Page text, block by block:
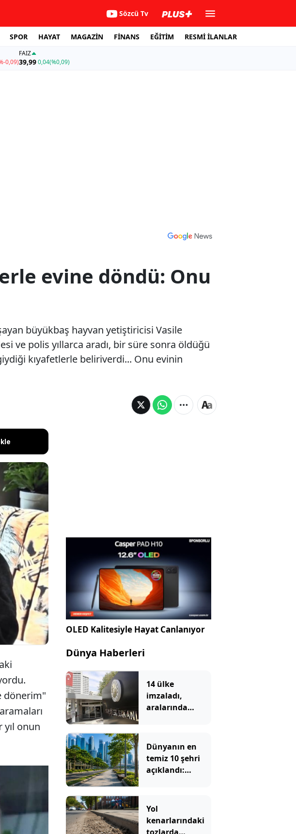
Sözcü Tv
SPOR HAYAT MAGAZİN FİNANS EĞİTİM RESMİ İLANLAR
0,09)
FAİZ
39,990,04(%0,09)
evine döndü: Onu
büyükbaş hayvan yetiştiricisi Vasile
ve polis yıllarca aradı, bir süre sonra öldüğü
kıyafetlerle beliriverdi... Onu evinin
yaşayan
güne
süre
kaybolduğu
dönerim"
yıl onun
OLED Kalitesiyle Hayat Canlanıyor
Dünya Haberleri
14 ülke
imzaladı,
aralarında
Dünyanın en
temiz 10 şehri
açıklandı:
neredeyse
imkansız
Yol
kenarlarındaki